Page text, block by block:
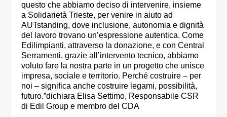
questo che abbiamo deciso di intervenire, insieme
a Solidarietà Trieste, per venire in aiuto ad
AUTstanding, dove inclusione, autonomia e dignità
del lavoro trovano un’espressione autentica. Come
Edilimpianti, attraverso la donazione, e con Central
Serramenti, grazie all’intervento tecnico, abbiamo
voluto fare la nostra parte in un progetto che unisce
impresa, sociale e territorio. Perché costruire – per
noi – significa anche costruire legami, possibilità,
futuro.”dichiara Elisa Settimo, Responsabile CSR
di Edil Group e membro del CDA